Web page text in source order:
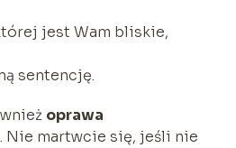
jest Wam bliskie,
sentencję.
oprawa
Nie martwcie się, jeśli nie